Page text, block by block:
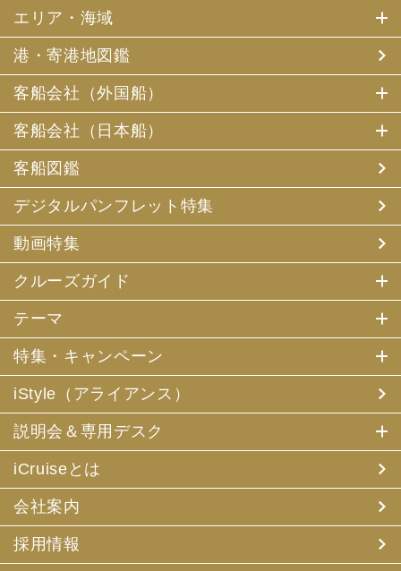
エリア・海域
港・寄港地図鑑
客船会社（外国船）
客船会社（日本船）
客船図鑑
デジタルパンフレット特集
動画特集
クルーズガイド
テーマ
特集・キャンペーン
iStyle（アライアンス）
説明会＆専用デスク
iCruiseとは
会社案内
採用情報